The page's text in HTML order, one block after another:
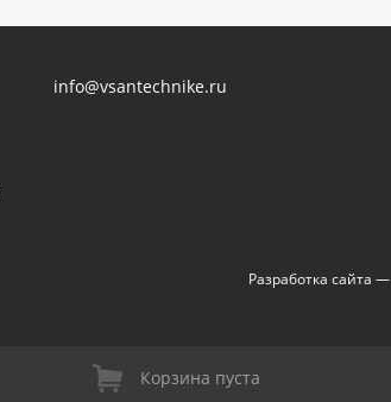
Корзина пуста
info@vsantechnike.ru
Разработка сайта —